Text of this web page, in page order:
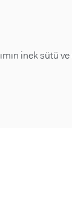
inek sütü